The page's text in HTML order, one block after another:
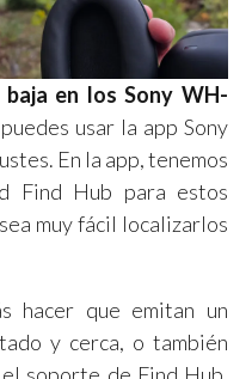
en los Sony WH-
usar la app Sony
En la app, tenemos
Find Hub para estos
muy fácil localizarlos
hacer que emitan un
y cerca, o también
soporte de Find Hub.